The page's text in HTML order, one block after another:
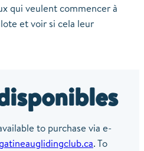
qui veulent commencer à
et voir si cela leur
to purchase via e-
. To